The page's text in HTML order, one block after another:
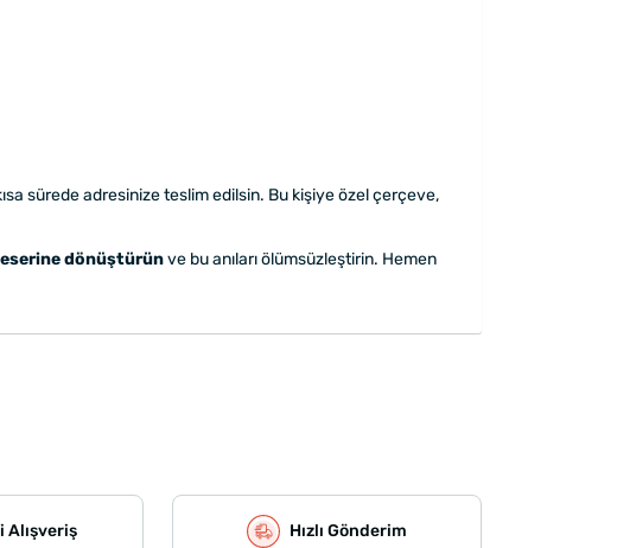
sürede adresinize teslim edilsin. Bu kişiye özel çerçeve,
dönüştürünve bu anıları ölümsüzleştirin. Hemen
Alışveriş Hızlı Gönderim